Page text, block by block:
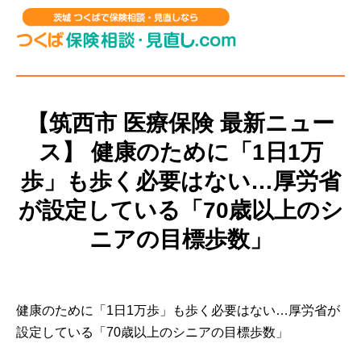
【筑西市 医療保険 最新ニュー
ス】 健康のために「1日1万
歩」も歩く必要はない…厚労省
が設定している「70歳以上のシ
ニアの目標歩数」
健康のために「1日1万歩」も歩く必要はない…厚労省が
設定している「70歳以上のシニアの目標歩数」